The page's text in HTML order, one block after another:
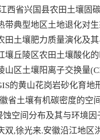
西省兴国县农田土壤固
带典型地区土地退化对
田土壤肥力质量演化及
壤丘陵区农田土壤酸化
山区土壤阳离子交换量
的黄山花岗岩砂化育
省土壤有机碳密度的空
空间分布及其与环境
双,徐光来.安徽沿江地